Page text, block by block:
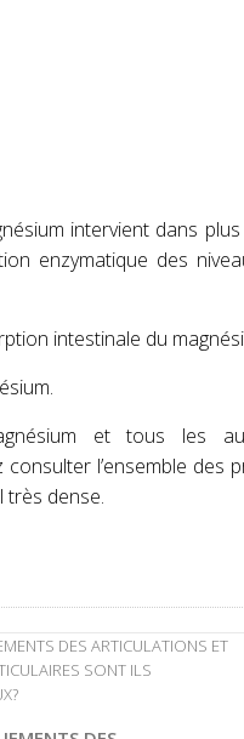
intervient dans
enzymatique des
intestinale du
et tous les
l’ensemble des
très dense.